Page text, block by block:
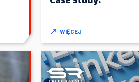
WIĘCEJ